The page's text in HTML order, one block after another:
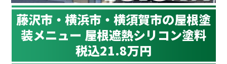
藤沢市・横浜市・横須賀市の屋根塗
装メニュー 屋根遮熱シリコン塗料
税込21.8万円